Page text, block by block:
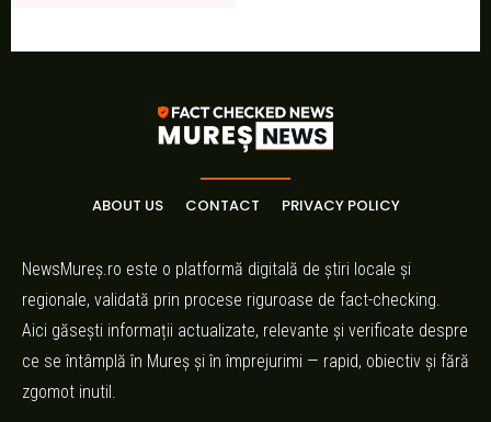
ABOUT US CONTACT PRIVACY POLICY
NewsMureș.ro este o platformă digitală de știri locale și
regionale, validată prin procese riguroase de fact-checking.
Aici găsești informații actualizate, relevante și verificate despre
ce se întâmplă în Mureș și în împrejurimi — rapid, obiectiv și fără
zgomot inutil.